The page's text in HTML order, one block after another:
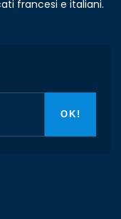
francesi e italiani.